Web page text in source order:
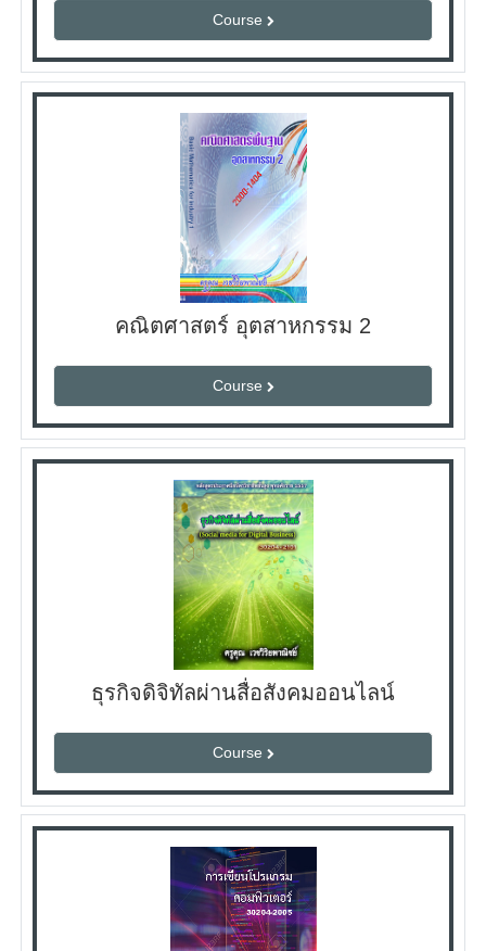
Course
คณิตศาสตร์ อุตสาหกรรม 2
Course
ธุรกิจดิจิทัลผ่านสื่อสังคมออนไลน์
Course